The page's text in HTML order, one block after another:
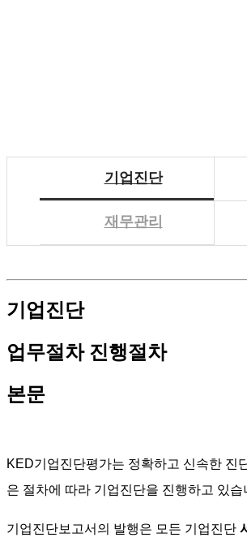
기업진단
재무관리
기업진단
업무절차진행절차
본문
KED기업진단평가는 정확하고 신속한 진
은 절차에 따라 기업진단을 진행하고 있습
기업진단보고서의 발행은 모든 기업진단